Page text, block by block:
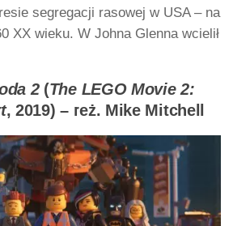
segregacji rasowej w USA – na
XX wieku. W Johna Glenna wcielił
2(The LEGO Movie 2:
, 2019) – reż. Mike Mitchell